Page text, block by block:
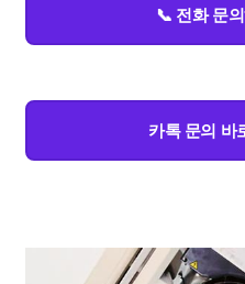
📞 전화 문
카톡 문의 바